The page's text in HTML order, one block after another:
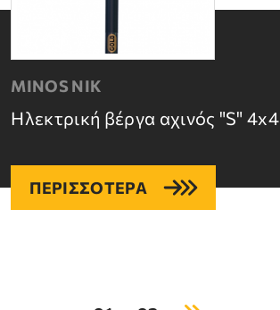
MINOS NIK
Ηλεκτρική βέργα αχινός "S" 4x4
ΠΕΡΙΣΣΟΤΕΡΑ